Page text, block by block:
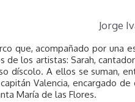
Jorge
que, acompañado por una
los artistas: Sarah,
díscolo. A ellos se suman,
Valencia, encargado de
María de las Flores.